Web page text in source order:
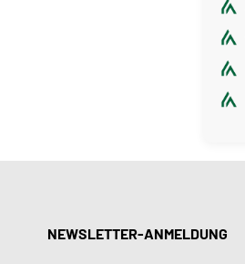
NEWSLETTER-ANMELDUNG